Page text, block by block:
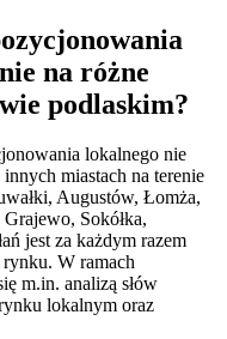
na różne
podlaskim?
lokalnego nie
miastach na terenie
Augustów, Łomża,
Sokółka,
jest za każdym razem
W ramach
m.in. analizą słów
lokalnym oraz